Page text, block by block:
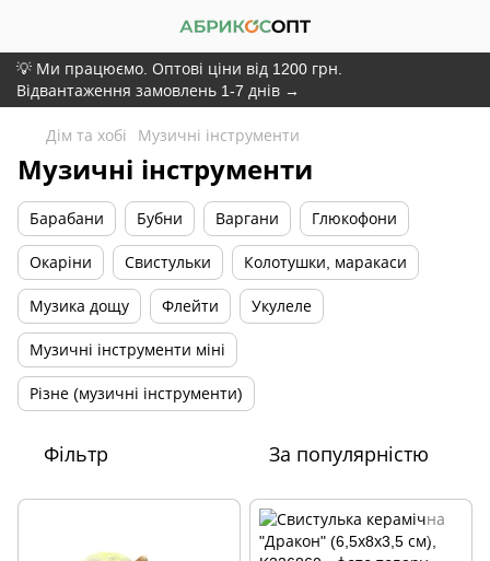
💡 Ми працюємо. Оптові ціни від 1200 грн.
Відвантаження замовлень 1-7 днів →
Дім та хобі Музичні інструменти
Музичні інструменти
Барабани Бубни Варгани Глюкофони
Окаріни Свистульки Колотушки, маракаси
Музика дощу Флейти Укулеле
Музичні інструменти міні
Різне (музичні інструменти)
Фільтр За популярністю